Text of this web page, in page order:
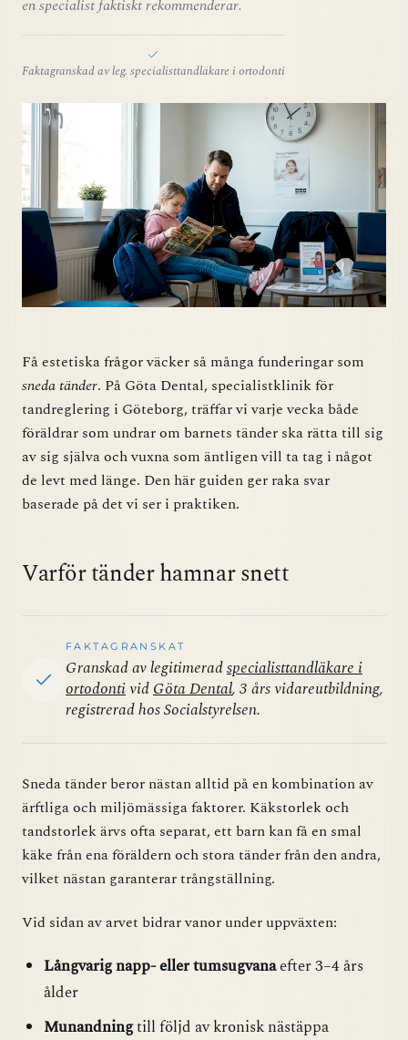
en specialist faktiskt rekommenderar.
Faktagranskad av leg. specialisttandläkare i ortodonti
Få estetiska frågor väcker så många funderingar som
sneda tänder. På Göta Dental, specialistklinik för
tandreglering i Göteborg, träffar vi varje vecka både
föräldrar som undrar om barnets tänder ska rätta till sig
av sig själva och vuxna som äntligen vill ta tag i något
de levt med länge. Den här guiden ger raka svar
baserade på det vi ser i praktiken.
Varför tänder hamnar snett
FAKTAGRANSKAT
Granskad av legitimeradspecialisttandläkare i
ortodontividGöta Dental, 3 års vidareutbildning,
registrerad hos Socialstyrelsen.
Sneda tänder beror nästan alltid på en kombination av
ärftliga och miljömässiga faktorer. Käkstorlek och
tandstorlek ärvs ofta separat, ett barn kan få en smal
käke från ena föräldern och stora tänder från den andra,
vilket nästan garanterar trångställning.
Vid sidan av arvet bidrar vanor under uppväxten:
Långvarig napp- eller tumsugvanaefter 3–4 års
ålder
Munandningtill följd av kronisk nästäppa